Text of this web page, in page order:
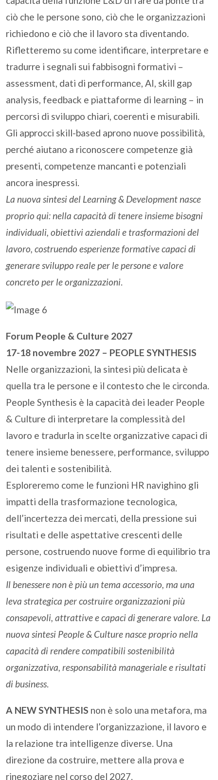
ciò che le persone sono, ciò che le organizzazioni
richiedono e ciò che il lavoro sta diventando.
Rifletteremo su come identificare, interpretare e
tradurre i segnali sui fabbisogni formativi –
assessment, dati di performance, AI, skill gap
analysis, feedback e piattaforme di learning – in
percorsi di sviluppo chiari, coerenti e misurabili.
Gli approcci skill-based aprono nuove possibilità,
perché aiutano a riconoscere competenze già
presenti, competenze mancanti e potenziali
ancora inespressi.
La nuova sintesi del Learning & Development nasce
proprio qui: nella capacità di tenere insieme bisogni
individuali, obiettivi aziendali e trasformazioni del
lavoro, costruendo esperienze formative capaci di
generare sviluppo reale per le persone e valore
concreto per le organizzazioni.
Forum People & Culture 2027
17-18 novembre 2027 – PEOPLE SYNTHESIS
Nelle organizzazioni, la sintesi più delicata è
quella tra le persone e il contesto che le circonda.
People Synthesis è la capacità dei leader People
& Culture di interpretare la complessità del
lavoro e tradurla in scelte organizzative capaci di
tenere insieme benessere, performance, sviluppo
dei talenti e sostenibilità.
Esploreremo come le funzioni HR navighino gli
impatti della trasformazione tecnologica,
dell’incertezza dei mercati, della pressione sui
risultati e delle aspettative crescenti delle
persone, costruendo nuove forme di equilibrio tra
esigenze individuali e obiettivi d’impresa.
Il benessere non è più un tema accessorio, ma una
leva strategica per costruire organizzazioni più
consapevoli, attrattive e capaci di generare valore. La
nuova sintesi People & Culture nasce proprio nella
capacità di rendere compatibili sostenibilità
organizzativa, responsabilità manageriale e risultati
di business.
A NEW SYNTHESIS non è solo una metafora, ma
un modo di intendere l’organizzazione, il lavoro e
la relazione tra intelligenze diverse. Una
direzione da costruire, mettere alla prova e
rinegoziare nel corso del 2027.